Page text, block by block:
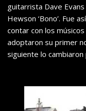
guitarrista Dave Evans
Hewson ‘Bono’. Fue
contar con los
adoptaron su primer
siguiente lo